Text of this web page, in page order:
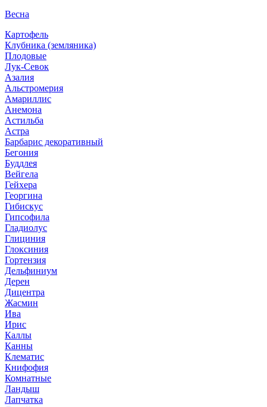
Весна
Картофель
Клубника (земляника)
Плодовые
Лук-Севок
Азалия
Альстромерия
Амариллис
Анемона
Астильба
Астра
Барбарис декоративный
Бегония
Буддлея
Вейгела
Гейхера
Георгина
Гибискус
Гипсофила
Гладиолус
Глициния
Глоксиния
Гортензия
Дельфиниум
Дерен
Дицентра
Жасмин
Ива
Ирис
Каллы
Канны
Клематис
Книфофия
Комнатные
Ландыш
Лапчатка